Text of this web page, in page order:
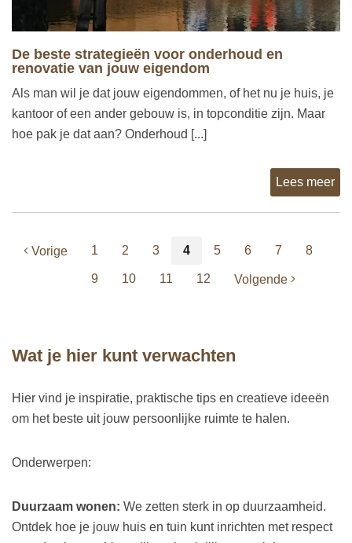
De beste strategieën voor onderhoud en
renovatie van jouw eigendom
Als man wil je dat jouw eigendommen, of het nu je huis, je
kantoor of een ander gebouw is, in topconditie zijn. Maar
hoe pak je dat aan? Onderhoud [...]
Lees meer
Vorige 1 2 3 4 5 6 7 8
9 10 11 12 Volgende
Wat je hier kunt verwachten
Hier vind je inspiratie, praktische tips en creatieve ideeën
om het beste uit jouw persoonlijke ruimte te halen.
Onderwerpen:
Duurzaam wonen: We zetten sterk in op duurzaamheid.
Ontdek hoe je jouw huis en tuin kunt inrichten met respect